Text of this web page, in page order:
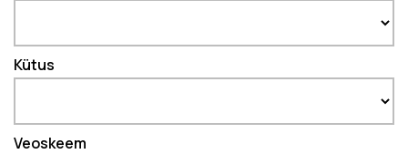
Kütus
Veoskeem